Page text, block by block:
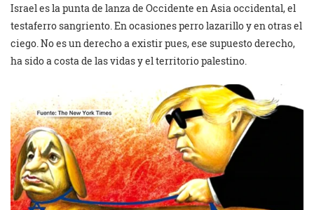
Israel es la punta de lanza de Occidente en Asia occidental, el
testaferro sangriento. En ocasiones perro lazarillo y en otras el
ciego. No es un derecho a existir pues, ese supuesto derecho,
ha sido a costa de las vidas y el territorio palestino.